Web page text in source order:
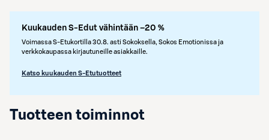
Kuukauden S-Edut vähintään –20 %
Voimassa S-Etukortilla 30.8. asti Sokoksella, Sokos Emotionissa ja
verkkokaupassa kirjautuneille asiakkaille.
Katso kuukauden S-Etutuotteet
Tuotteen toiminnot